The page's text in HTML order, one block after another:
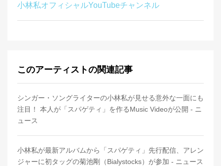
小林私オフィシャルYouTubeチャンネル
このアーティストの関連記事
シンガー・ソングライターの小林私が見せる意外な一面にも
注目！ 本人が「スパゲティ」を作るMusic Videoが公開 - ニ
ュース
小林私が最新アルバムから「スパゲティ」先行配信、アレン
ジャーに初タッグの菊池剛（Bialystocks）が参加 - ニュース